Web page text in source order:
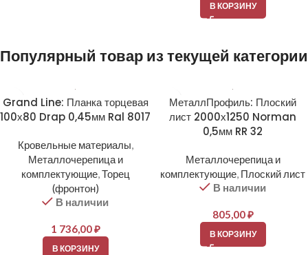
В КОРЗИНУ
Популярный товар из текущей категории
Grand Line: Планка торцевая
100х80 Drap 0,45мм Ral 8017
Кровельные материалы,
Металлочерепица и
комплектующие,Торец
(фронтон)
В наличии
1 736,00₽
В КОРЗИНУ
МеталлПрофиль: Плоский
лист 2000х1250 Norman
0,5мм RR 32
Металлочерепица и
комплектующие, Плоский лист
В наличии
805,00₽
В КОРЗИНУ